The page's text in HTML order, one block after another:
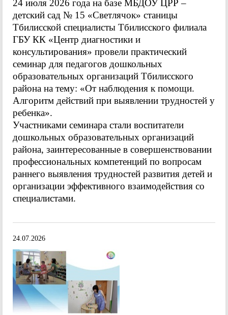
24 июля 2026 года на базе МБДОУ ЦРР –
детский сад № 15 «Светлячок» станицы
Тбилисской специалисты Тбилисского филиала
ГБУ КК «Центр диагностики и
консультирования» провели практический
семинар для педагогов дошкольных
образовательных организаций Тбилисского
района на тему: «От наблюдения к помощи.
Алгоритм действий при выявлении трудностей у
ребенка».
Участниками семинара стали воспитатели
дошкольных образовательных организаций
района, заинтересованные в совершенствовании
профессиональных компетенций по вопросам
раннего выявления трудностей развития детей и
организации эффективного взаимодействия со
специалистами.
24.07.2026